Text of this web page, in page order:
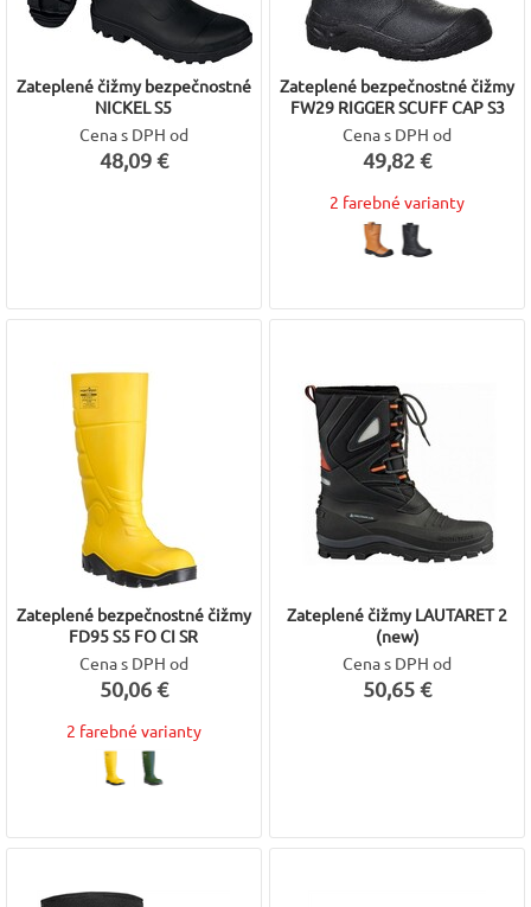
Zateplené čižmy bezpečnostné
NICKEL S5
Cena s DPH od
48,09 €
Zateplené bezpečnostné čižmy
FW29 RIGGER SCUFF CAP S3
Cena s DPH od
49,82 €
2 farebné varianty
Zateplené bezpečnostné čižmy
FD95 S5 FO CI SR
Cena s DPH od
50,06 €
2 farebné varianty
Zateplené čižmy LAUTARET 2
(new)
Cena s DPH od
50,65 €